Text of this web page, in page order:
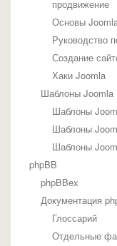
продвижение
Основы
Руководство
Создание
Хаки Joomla
Шаблоны Joomla
Шаблоны
Шаблоны
Шаблоны
phpBB
phpBBex
Документация
Глоссарий
Отдельные